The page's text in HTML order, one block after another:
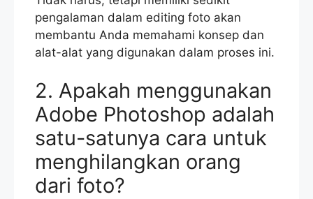
pengalaman dalam editing foto akan
membantu Anda memahami konsep dan
alat-alat yang digunakan dalam proses ini.
2. Apakah menggunakan
Adobe Photoshop adalah
satu-satunya cara untuk
menghilangkan orang
dari foto?